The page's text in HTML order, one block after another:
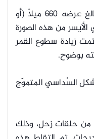
بالكاد يمكن رؤية القمر تيثيس البالغ عرضه 660 ميلاً (أو
الأيسر من هذه الصورة
زيادة سطوع القمر
السُداسي المتموّج
من حلقات زحل، وذلك